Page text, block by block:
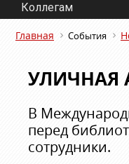
Коллегам
Главная События
УЛИЧНАЯ
В
перед
сотрудники.